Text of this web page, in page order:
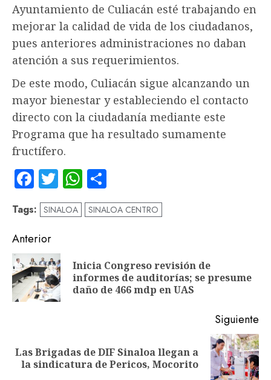
Ayuntamiento de Culiacán esté trabajando en
mejorar la calidad de vida de los ciudadanos,
pues anteriores administraciones no daban
atención a sus requerimientos.
De este modo, Culiacán sigue alcanzando un
mayor bienestar y estableciendo el contacto
directo con la ciudadanía mediante este
Programa que ha resultado sumamente
fructífero.
Facebook
TwitterWhatsApp
Tags: SINALOA SINALOA CENTRO
Navegación
de
entradas
Anterior
Inicia Congreso revisión de
informes de auditorías; se presume
daño de 466 mdp en UAS
Siguiente
Siguiente
entrada:
Las Brigadas de DIF Sinaloa llegan a
la sindicatura de Pericos, Mocorito